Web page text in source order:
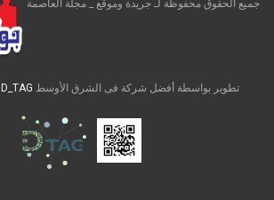
جميع الحقوق محفوظة لـ جريدة وموقع _ مجلة العاصمة
تطوير بواسطة أفضل شركة فى الشرق الأوسط MADE WITH D_TAG